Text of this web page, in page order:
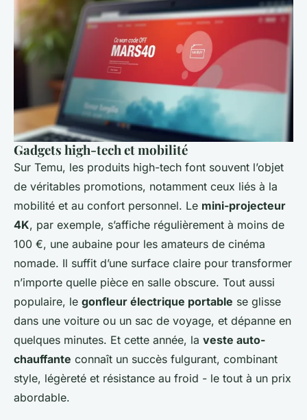
Gadgets high-tech et mobilité
Sur Temu, les produits high-tech font souvent l’objet
de véritables promotions, notamment ceux liés à la
mobilité et au confort personnel. Le mini-projecteur
4K, par exemple, s’affiche régulièrement à moins de
100 €, une aubaine pour les amateurs de cinéma
nomade. Il suffit d’une surface claire pour transformer
n’importe quelle pièce en salle obscure. Tout aussi
populaire, le gonfleur électrique portable se glisse
dans une voiture ou un sac de voyage, et dépanne en
quelques minutes. Et cette année, la veste auto-
chauffante connaît un succès fulgurant, combinant
style, légèreté et résistance au froid - le tout à un prix
abordable.